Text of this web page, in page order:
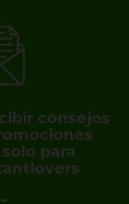
consejos
para